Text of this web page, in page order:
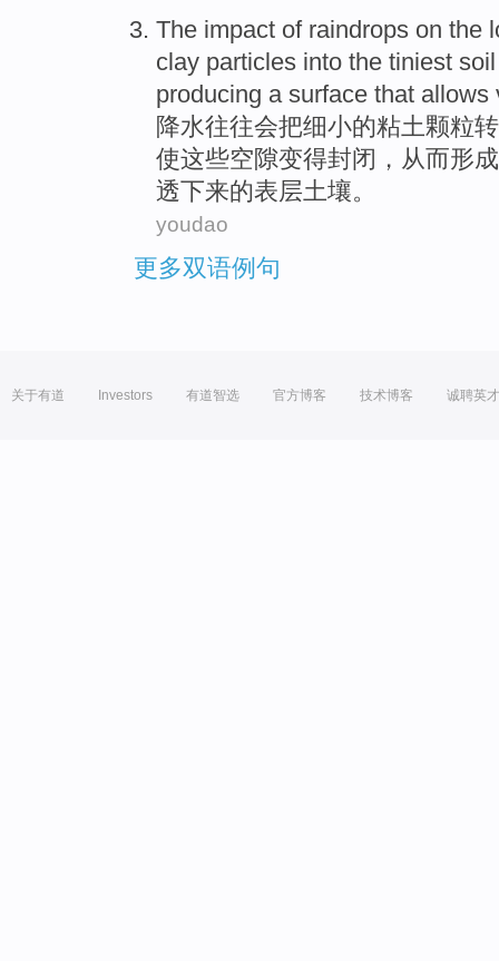
The impact ofraindrops on the
clay particles into the tiniest soil
producing a surface that allows
降水往往会把细小的粘土颗粒
使这些空隙变得封闭 ， 从而形
透下来的表层土壤。
youdao
更多双语例句
关于有道 Investors 有道智选 官方博客 技术博客 诚聘英才